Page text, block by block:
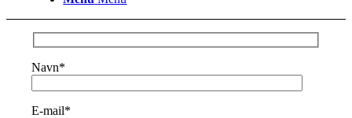
Navn*
E-mail*